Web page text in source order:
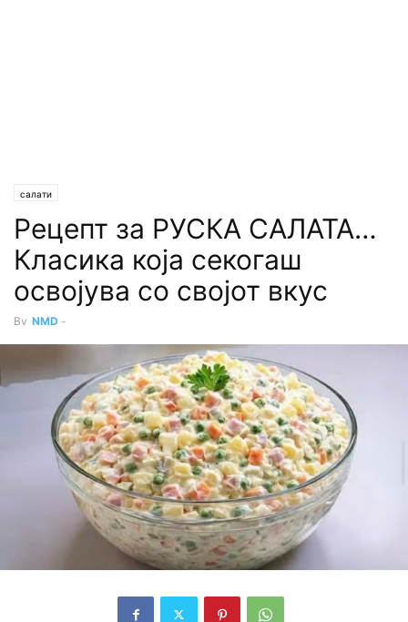
салати
Рецепт за РУСКА САЛАТА…
Класика која секогаш
освојува со својот вкус
By NMD -